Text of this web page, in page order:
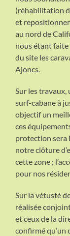
(réhabilitation
et
au nord de
nous étant
du site les
Ajoncs.
Sur les travaux,
surf-cabane à
objectif un
ces
protection sera
notre clôture
cette zone ;
pour nos
Sur la vétusté
réalisée
et ceux de la
confirmé qu’un